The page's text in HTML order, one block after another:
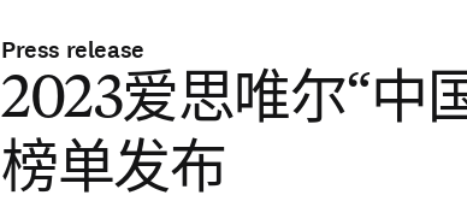
Press release
2023爱思唯尔“中
榜单发布